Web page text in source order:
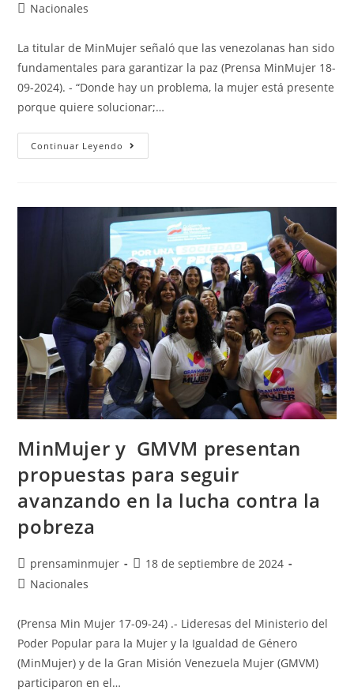
Nacionales
La titular de MinMujer señaló que las venezolanas han sido
fundamentales para garantizar la paz (Prensa MinMujer 18-
09-2024). - “Donde hay un problema, la mujer está presente
porque quiere solucionar;…
Continuar Leyendo
MinMujer y GMVM presentan
propuestas para seguir
avanzando en la lucha contra la
pobreza
prensaminmujer
18 de septiembre de 2024
Nacionales
(Prensa Min Mujer 17-09-24) .- Lideresas del Ministerio del
Poder Popular para la Mujer y la Igualdad de Género
(MinMujer) y de la Gran Misión Venezuela Mujer (GMVM)
participaron en el…